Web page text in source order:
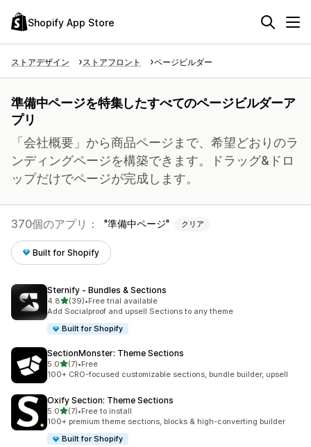
Shopify App Store
ストアデザイン ストアフロント ページビルダー
準備中ページを特集したすべてのページビルダーア
プリ
「会社概要」から商品ページまで、希望どおりのラ
ンディングページを構築できます。ドラッグ&ドロ
ップだけでページが完成します。
370個のアプリ： 準備中ページ クリア
Built for Shopify
Sternify ‑ Bundles & Sections
4.85つ星中
(39)
合計レビュー数：39件
•Free trial available
Add Socialproof and upsell Sections to any theme
Built for Shopify
SectionMonster: Theme Sections
5.05つ星中
(7)
合計レビュー数：7件
•Free
100+ CRO-focused customizable sections, bundle builder, upsell
Oxify Section: Theme Sections
5.05つ星中
(7)
合計レビュー数：7件
•Free to install
100+ premium theme sections, blocks & high-converting builder
Built for Shopify